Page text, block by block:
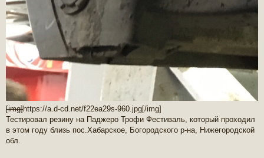
[img]https://a.d-cd.net/f22ea29s-960.jpg[/img]
Тестировал резину на Паджеро Трофи Фестиваль, который проходил
в этом году близь пос.Хабарское, Богородского р-на, Нижегородской
обл.